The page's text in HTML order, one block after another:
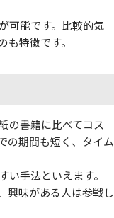
可能です。比較的気
特徴です。
の書籍に比べてコス
の期間も短く、タイム
手法といえます。
興味がある人は参戦し